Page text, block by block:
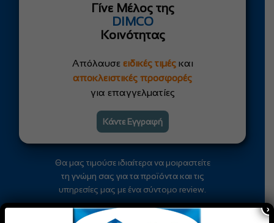
Γίνε Μέλος της
DIMCO
Κοινότητας
Απόλαυσε ειδικές τιμέςκαι
αποκλειστικές προσφορές
για επαγγελματίες
Κάντε Εγγραφή
Θα μας τιμούσε ιδιαίτερα να μοιραστείτε
τη γνώμη σας για τα προϊόντα και τις
υπηρεσίες μας με ένα σύντομο review.
Αξιολογήστε μας
×